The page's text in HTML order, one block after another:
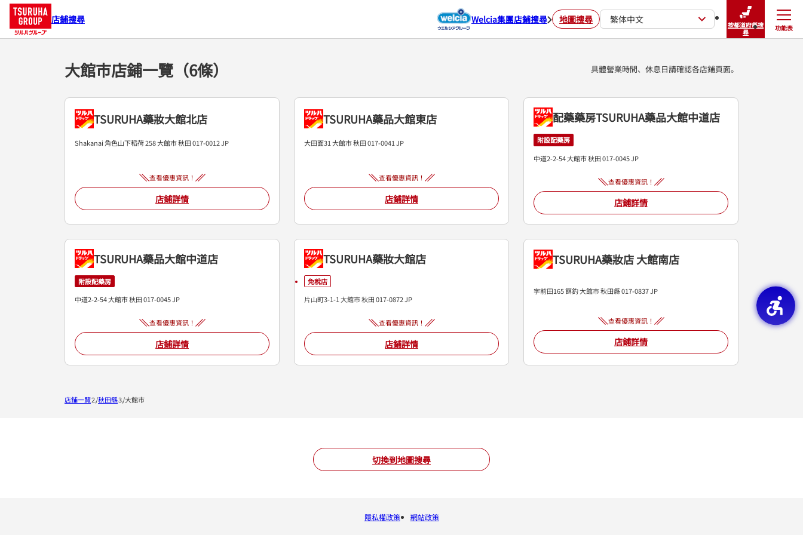
店鋪搜尋 Welcia集團店鋪搜尋 地圖搜尋 繁体中文
按都道府縣搜
尋
功能表
關閉
大館市店鋪一覽（6條） 具體營業時間、休息日請確認各店鋪頁面。
TSURUHA藥妝大館北店
Shakanai 角色山下稻荷 258大館市秋田017-0012JP
查看優惠資訊！
店鋪詳情
TSURUHA藥品大館東店
大田面31 大館市秋田017-0041 JP
查看優惠資訊！
店鋪詳情
配藥藥房TSURUHA藥品大館中道店
附設配藥房
中道2-2-54大館市秋田017-0045JP
查看優惠資訊！
店鋪詳情
TSURUHA藥品大館中道店
附設配藥房
中道2-2-54大館市秋田017-0045JP
查看優惠資訊！
店鋪詳情
TSURUHA藥妝大館店
免稅店
片山町3-1-1 大館市秋田017-0872JP
查看優惠資訊！
店鋪詳情
TSURUHA藥妝店 大館南店
字前田165餌釣大館市秋田縣017-0837JP
查看優惠資訊！
店鋪詳情
切換到地圖搜尋
店鋪一覽 秋田縣 大館市
隱私權政策 網站政策